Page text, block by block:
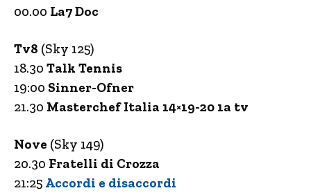
00.00 La7 Doc
Tv8 (Sky 125)
18.30 Talk Tennis
19:00 Sinner-Ofner
21.30 Masterchef Italia 14×19-20 1a tv
Nove (Sky 149)
20.30 Fratelli di Crozza
21:25 Accordi e disaccordi